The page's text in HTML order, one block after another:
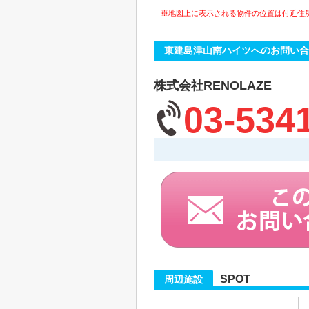
※地図上に表示される物件の位置は付近住
東建島津山南ハイツへのお問い
株式会社RENOLAZE
03-
周辺施設 SPOT